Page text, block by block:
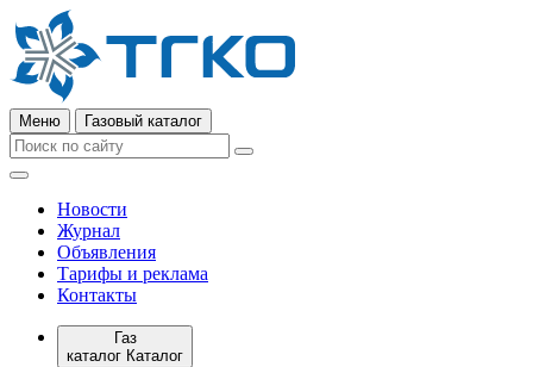
Меню Газовый каталог
Новости
Журнал
Объявления
Тарифы и реклама
Контакты
Газ
каталог Каталог